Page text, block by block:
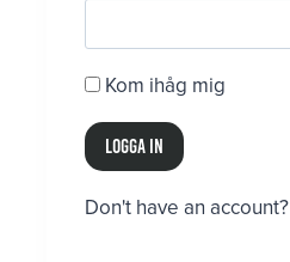
Kom ihåg mig
Don't have an account?